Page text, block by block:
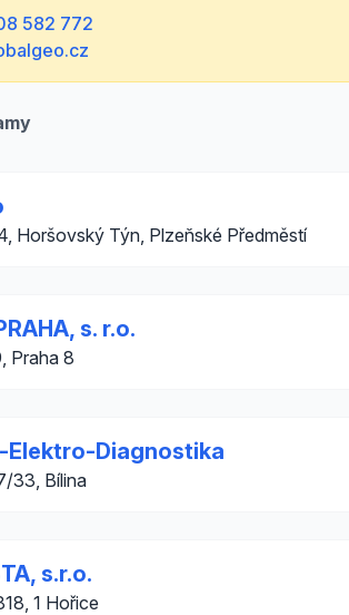
582 772
Horšovský Týn, Plzeňské Předměstí
s. r.o.
Praha 8
Elektro-Diagnostika
33, Bílina
s.r.o.
1 Hořice